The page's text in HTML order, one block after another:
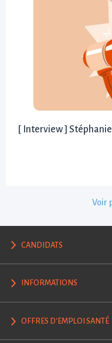
[ Interview ]
Voir
CANDIDATS
INFORMATIONS
OFFRES D'EMPLOI SANTÉ